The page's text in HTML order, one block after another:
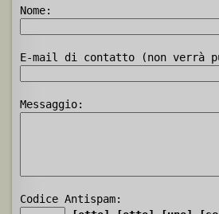
Nome:
E-mail di contatto (non verrà
Messaggio:
Codice Antispam: